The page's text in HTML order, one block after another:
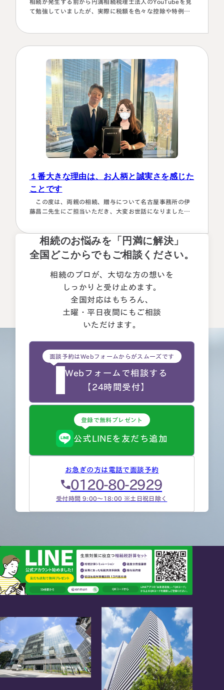
相続が発生する前から円満相続税理士法人のYouTubeを見
て勉強していましたが、実際に税額を色々な控除や特例を
ず、届いた書類を全部加藤先生へメールで送ってまとめあ
げて頂きました。心配で同じこと…
１番大きな理由は、お人柄と誠実さを感じた
ことです
この度は、両親の相続、贈与について名古屋事務所の伊
藤昌二先生にご担当いただき、大変お世話になりました。
ュートラルでした。 ②丁寧なご対応とわかりやすい説明で
した。 素人がわかりやすいように、わかるまで何度も教
えて下さいました。 ③お人柄と同様に、専門家として全面
相続のお悩みを「円満に解決」
全国どこからでもご相談ください。
相続のプロが、大切な方の想いを
しっかりと受け止めます。
全国対応はもちろん、
土曜・平日夜間にもご相談
いただけます。
面談予約はWebフォームからがスムーズです
Webフォームで相談する
【24時間受付】
登録で無料プレゼント
公式LINEを友だち追加
お急ぎの方は電話で面談予約
0120-80-2929
受付時間 9:00～18:00 ※土日祝日除く